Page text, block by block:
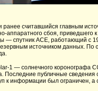
считавшийся главным
аппаратного сбоя, приведшего
— спутник ACE, работающий с
источником данных. По
1 — солнечного коронографа
Последние публичные
к информации был ограничен,